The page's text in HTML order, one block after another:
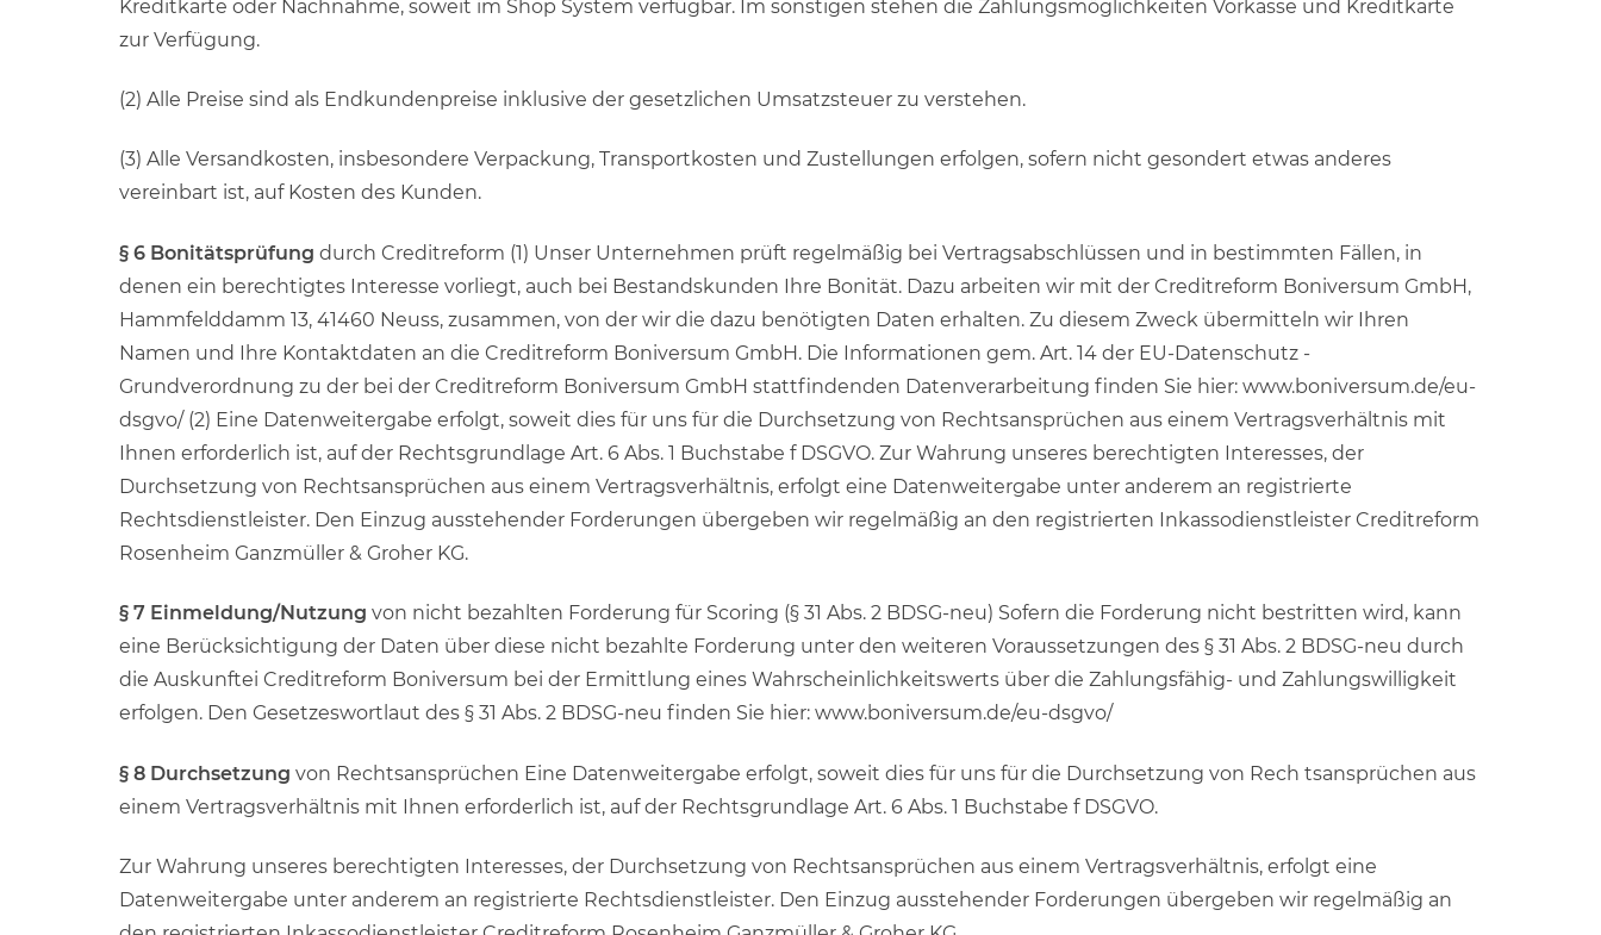
Kreditkarte oder Nachnahme, soweit im Shop System verfügbar. Im sonstigen stehen die Zahlungsmöglichkeiten Vorkasse und Kreditkarte
zur Verfügung.
(2) Alle Preise sind als Endkundenpreise inklusive der gesetzlichen Umsatzsteuer zu verstehen.
(3) Alle Versandkosten, insbesondere Verpackung, Transportkosten und Zustellungen erfolgen, sofern nicht gesondert etwas anderes
vereinbart ist, auf Kosten des Kunden.
§ 6 Bonitätsprüfung durch Creditreform (1) Unser Unternehmen prüft regelmäßig bei Vertragsabschlüssen und in bestimmten Fällen, in
denen ein berechtigtes Interesse vorliegt, auch bei Bestandskunden Ihre Bonität. Dazu arbeiten wir mit der Creditreform Boniversum GmbH,
Hammfelddamm 13, 41460 Neuss, zusammen, von der wir die dazu benötigten Daten erhalten. Zu diesem Zweck übermitteln wir Ihren
Namen und Ihre Kontaktdaten an die Creditreform Boniversum GmbH. Die Informationen gem. Art. 14 der EU-Datenschutz -
Grundverordnung zu der bei der Creditreform Boniversum GmbH stattfindenden Datenverarbeitung finden Sie hier: www.boniversum.de/eu-
dsgvo/ (2) Eine Datenweitergabe erfolgt, soweit dies für uns für die Durchsetzung von Rechtsansprüchen aus einem Vertragsverhältnis mit
Ihnen erforderlich ist, auf der Rechtsgrundlage Art. 6 Abs. 1 Buchstabe f DSGVO. Zur Wahrung unseres berechtigten Interesses, der
Durchsetzung von Rechtsansprüchen aus einem Vertragsverhältnis, erfolgt eine Datenweitergabe unter anderem an registrierte
Rechtsdienstleister. Den Einzug ausstehender Forderungen übergeben wir regelmäßig an den registrierten Inkassodienstleister Creditreform
Rosenheim Ganzmüller & Groher KG.
§ 7 Einmeldung/Nutzung von nicht bezahlten Forderung für Scoring (§ 31 Abs. 2 BDSG-neu) Sofern die Forderung nicht bestritten wird, kann
eine Berücksichtigung der Daten über diese nicht bezahlte Forderung unter den weiteren Voraussetzungen des § 31 Abs. 2 BDSG-neu durch
die Auskunftei Creditreform Boniversum bei der Ermittlung eines Wahrscheinlichkeitswerts über die Zahlungsfähig- und Zahlungswilligkeit
erfolgen. Den Gesetzeswortlaut des § 31 Abs. 2 BDSG-neu finden Sie hier: www.boniversum.de/eu-dsgvo/
§ 8 Durchsetzung von Rechtsansprüchen Eine Datenweitergabe erfolgt, soweit dies für uns für die Durchsetzung von Rech tsansprüchen aus
einem Vertragsverhältnis mit Ihnen erforderlich ist, auf der Rechtsgrundlage Art. 6 Abs. 1 Buchstabe f DSGVO.
Zur Wahrung unseres berechtigten Interesses, der Durchsetzung von Rechtsansprüchen aus einem Vertragsverhältnis, erfolgt eine
Datenweitergabe unter anderem an registrierte Rechtsdienstleister. Den Einzug ausstehender Forderungen übergeben wir regelmäßig an